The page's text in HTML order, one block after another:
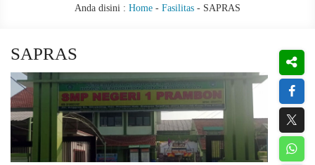
Anda disini : Home - Fasilitas - SAPRAS
SAPRAS